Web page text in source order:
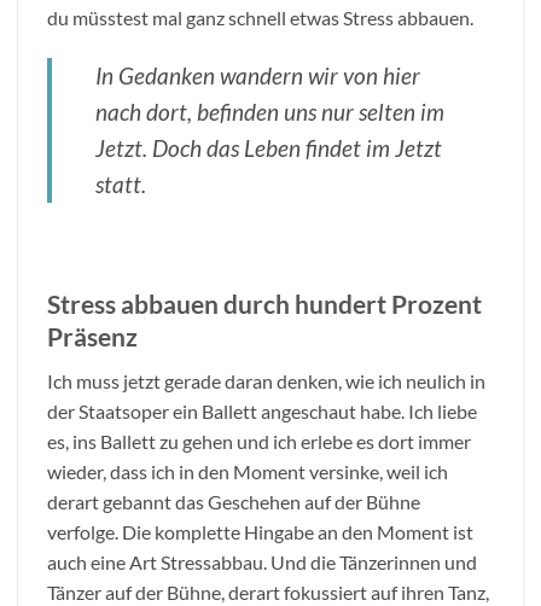
du müsstest mal ganz schnell etwas Stress abbauen.
In Gedanken wandern wir von hier
nach dort, befinden uns nur selten im
Jetzt. Doch das Leben findet im Jetzt
statt.
Stress abbauen durch hundert Prozent
Präsenz
Ich muss jetzt gerade daran denken, wie ich neulich in
der Staatsoper ein Ballett angeschaut habe. Ich liebe
es, ins Ballett zu gehen und ich erlebe es dort immer
wieder, dass ich in den Moment versinke, weil ich
derart gebannt das Geschehen auf der Bühne
verfolge. Die komplette Hingabe an den Moment ist
auch eine Art Stressabbau. Und die Tänzerinnen und
Tänzer auf der Bühne, derart fokussiert auf ihren Tanz,